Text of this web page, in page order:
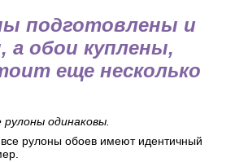
подготовлены и
а обои куплены,
еще несколько
одинаковы.
все рулоны обоев имеют идентичный